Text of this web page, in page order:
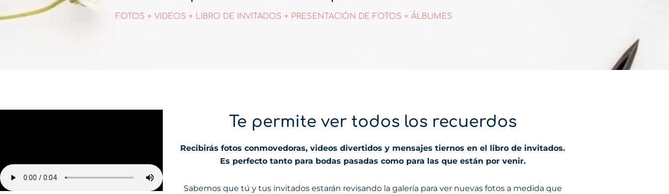
FOTOS + VIDEOS + LIBRO DE INVITADOS + PRESENTACIÓN DE FOTOS + ÁLBUMES
Te permite ver todos los recuerdos
Recibirás fotos conmovedoras, videos divertidos y mensajes tiernos en el libro de invitados.
Es perfecto tanto para bodas pasadas como para las que están por venir.
Sabemos que tú y tus invitados estarán revisando la galería para ver nuevas fotos a medida que